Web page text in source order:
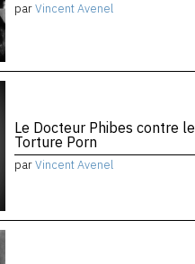
parVincent Avenel
Le Docteur Phibes contre le
Torture Porn
parVincent Avenel